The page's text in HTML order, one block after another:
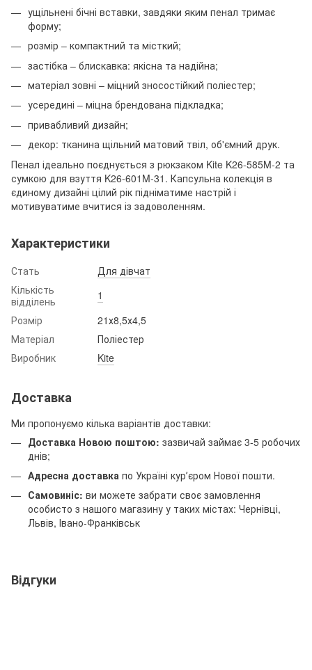
ущільнені бічні вставки, завдяки яким пенал тримає
форму;
розмір – компактний та місткий;
застібка – блискавка: якісна та надійна;
матеріал зовні – міцний зносостійкий поліестер;
усередині – міцна брендована підкладка;
привабливий дизайн;
декор: тканина щільний матовий твіл, об'ємний друк.
Пенал ідеально поєднується з рюкзаком Kite K26-585M-2 та
сумкою для взуття K26-601M-31. Капсульна колекція в
єдиному дизайні цілий рік підніматиме настрій і
мотивуватиме вчитися із задоволенням.
Характеристики
Стать
Для дівчат
Кількість
відділень
1
Розмір
21х8,5х4,5
Матеріал
Поліестер
Виробник
Kite
Доставка
Ми пропонуємо кілька варіантів доставки:
Доставка Новою поштою: зазвичай займає 3-5 робочих
днів;
Адресна доставка по Україні курʼєром Нової пошти.
Самовиніс: ви можете забрати своє замовлення
особисто з нашого магазину у таких містах: Чернівці,
Львів, Івано-Франківськ
Відгуки